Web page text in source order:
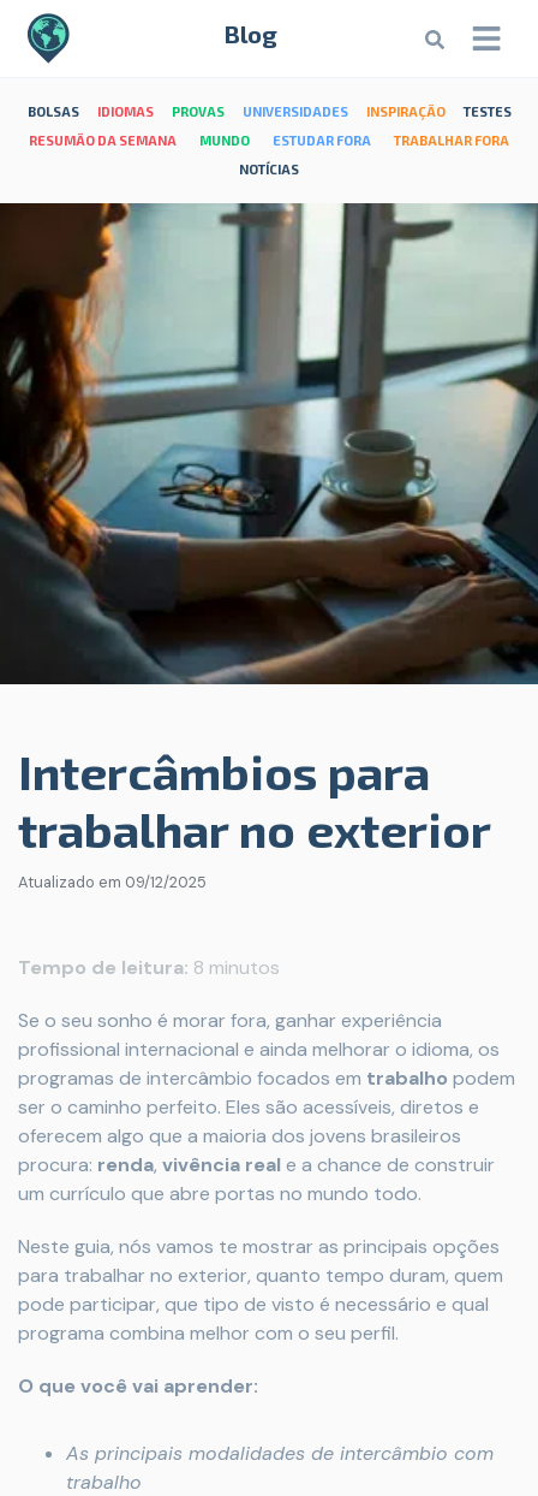
Blog
BOLSAS IDIOMAS PROVAS UNIVERSIDADES INSPIRAÇÃO
TESTES
RESUMÃO DA SEMANA
MUNDO ESTUDAR FORA
TRABALHAR FORA
NOTÍCIAS
Intercâmbios para
trabalhar no exterior
Atualizado em 09/12/2025
Tempo de leitura: 8 minutos
Se o seu sonho é morar fora, ganhar experiência
profissional internacional e ainda melhorar o idioma, os
programas de intercâmbio focados em trabalho podem
ser o caminho perfeito. Eles são acessíveis, diretos e
oferecem algo que a maioria dos jovens brasileiros
procura: renda, vivência real e a chance de construir
um currículo que abre portas no mundo todo.
Neste guia, nós vamos te mostrar as principais opções
para trabalhar no exterior, quanto tempo duram, quem
pode participar, que tipo de visto é necessário e qual
programa combina melhor com o seu perfil.
O que você vai aprender:
As principais modalidades de intercâmbio com
trabalho